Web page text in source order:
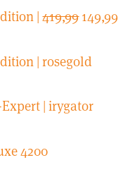
|419,99149,99
| rosegold
| irygator
4200